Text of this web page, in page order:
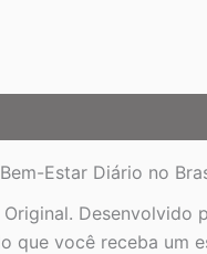
Estar Diário no
Desenvolvido
que você receba um